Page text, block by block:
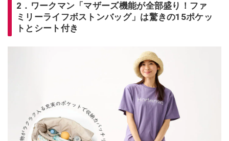
2．ワークマン「マザーズ機能が全部盛り！ファ
ミリーライフボストンバッグ」は驚きの15ポケッ
トとシート付き